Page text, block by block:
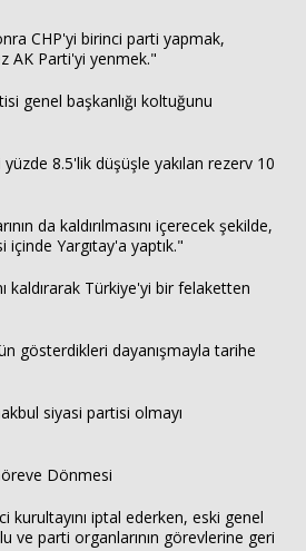
CHP'yi birinci parti yapmak,
AK Parti'yi yenmek."
genel başkanlığı koltuğunu
8.5'lik düşüşle yakılan rezerv 10
da kaldırılmasını içerecek şekilde,
içinde Yargıtay'a yaptık."
kaldırarak Türkiye'yi bir felaketten
gösterdikleri dayanışmayla tarihe
siyasi partisi olmayı
Dönmesi
kurultayını iptal ederken, eski genel
ve parti organlarının görevlerine geri